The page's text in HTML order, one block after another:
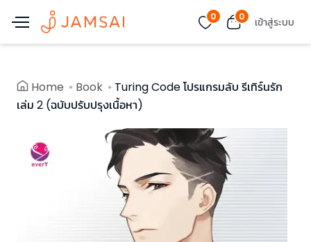
0 0 เข้าสู่ระบบ
Home Book
Turing Code โปรแกรมลับ รีเทิร์นรัก
เล่ม 2 (ฉบับปรับปรุงเนื้อหา)